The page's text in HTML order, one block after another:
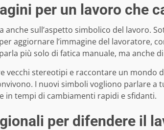
per un lavoro che
anche sull’aspetto simbolico del lavoro.
aggiornare l’immagine del lavoratore,
più solo di fatica manuale, ma anche
vecchi stereotipi e raccontare un mondo
I nuovi simboli vogliono parlare a
in tempi di cambiamenti rapidi e sfidanti.
per difendere il